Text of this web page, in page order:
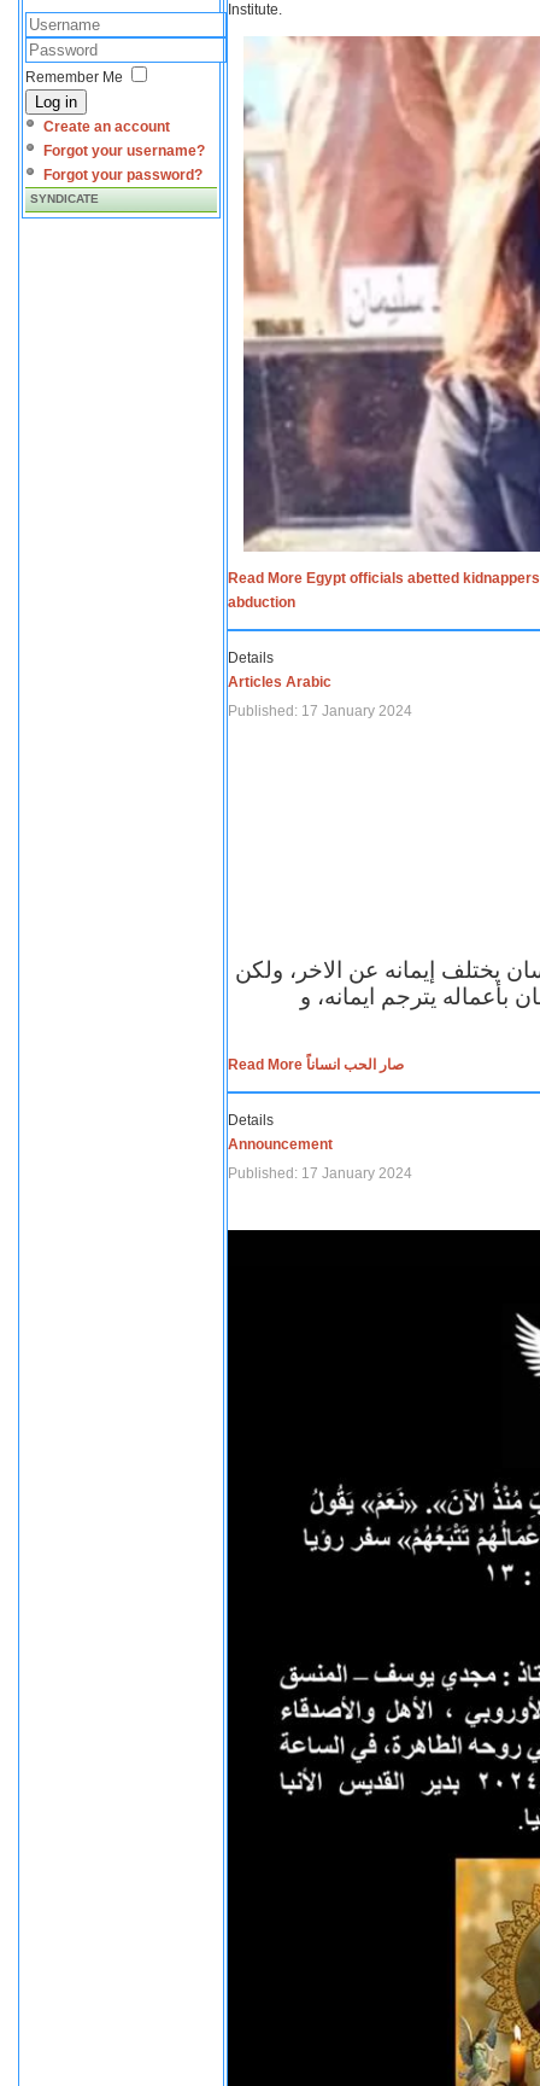
Remember Me
Log in
Create an account
Forgot your username?
Forgot your password?
SYNDICATE
Institute.
Read More Egypt officials abetted
abduction
Details
Articles Arabic
Published: 17 January 2024
يختلف إيمانه عن الاخر، ولكن
بأعماله يترجم ايمانه، و
Read More صار الحب انساناً
Details
Announcement
Published: 17 January 2024